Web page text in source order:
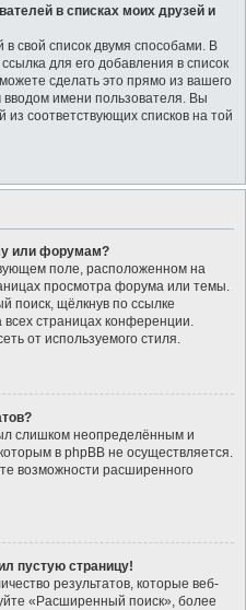
в списках моих друзей и
свой список двумя способами. В
для его добавления в список
сделать это прямо из вашего
имени пользователя. Вы
соответствующих списков на той
или форумам?
поле, расположенном на
просмотра форума или темы.
поиск, щёлкнув по ссылке
страницах конференции.
от используемого стиля.
слишком неопределённым и
в phpBB не осуществляется.
возможности расширенного
пустую страницу!
результатов, которые веб-
«Расширенный поиск», более